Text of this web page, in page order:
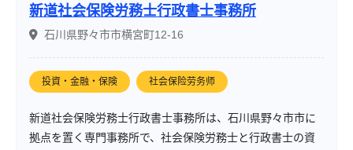
新道社会保険労務士行政書士事務所
石川県野々市市横宮町12-16
投資・金融・保険 社会保险劳务师
新道社会保険労務士行政書士事務所は、石川県野々市市に
拠点を置く専門事務所で、社会保険労務士と行政書士の資